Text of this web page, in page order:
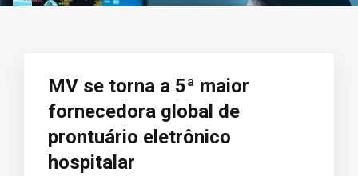
MV se torna a 5ª maior
fornecedora global de
prontuário eletrônico
hospitalar